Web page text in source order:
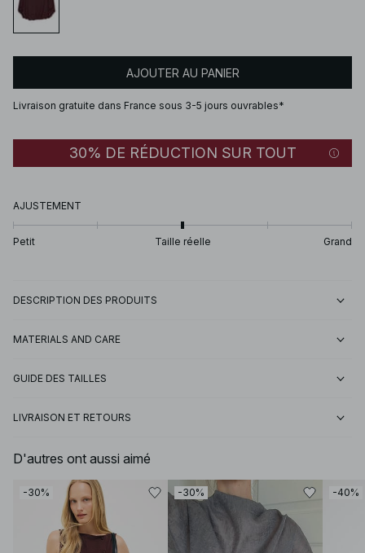
AJOUTER AU PANIER
Livraison gratuite dans France sous 3-5 jours ouvrables*
30% DE RÉDUCTION SUR TOUT
AJUSTEMENT
Petit Taille réelle Grand
DESCRIPTION DES PRODUITS
MATERIALS AND CARE
GUIDE DES TAILLES
LIVRAISON ET RETOURS
D'autres ont aussi aimé
-30% -30% -40%